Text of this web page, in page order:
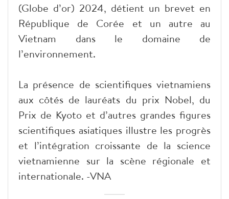
(Globe d’or) 2024, détient un brevet en
République de Corée et un autre au
Vietnam dans le domaine de
l’environnement.
La présence de scientifiques vietnamiens
aux côtés de lauréats du prix Nobel, du
Prix de Kyoto et d’autres grandes figures
scientifiques asiatiques illustre les progrès
et l’intégration croissante de la science
vietnamienne sur la scène régionale et
internationale. -VNA